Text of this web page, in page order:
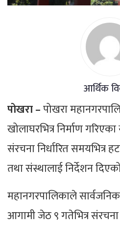
आर्थिक
पोखरा –पोखरा
खोलाघरभित्र निर्माण
संरचना निर्धारित समयभित्र
तथा संस्थालाई निर्देशन
महानगरपालिकाले
आगामी जेठ ९ गतेभित्र